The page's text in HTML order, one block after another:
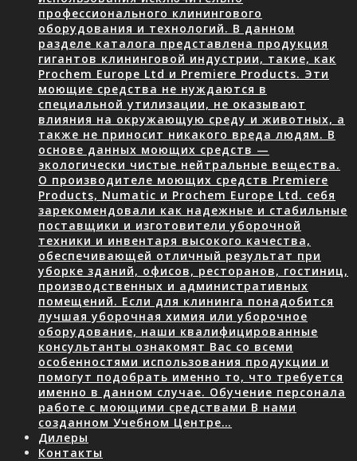
профессионального клинингового
оборудования и технологий. В данном
разделе каталога представлена продукция
гигантов клининговой индустрии, такие, как
Prochem Europe Ltd и Premiere Products. Эти
моющие средства не нуждаются в
специальной утилизации, не оказывают
влияния на окружающую среду и животных, а
также не приносит никакого вреда людям. В
основе данных моющих средств —
экологически чистые нейтральные вещества.
О производителе моющих средств Premiere
Products, Numatic и Prochem Europe Ltd. себя
зарекомендовали как надежные и стабильные
поставщики и изготовители уборочной
техники и инвентаря высокого качества,
обеспечивающей отличный результат при
уборке зданий, офисов, ресторанов, гостиниц,
производственных и административных
помещений. Если для клининга понадобится
лучшая уборочная химия или уборочное
оборудование, наши квалифицированные
консультанты ознакомят Вас со всеми
особенностями использования продукции и
помогут подобрать именно то, что требуется
именно в данном случае. Обучение персонала
работе с моющими средствами В нами
созданном Учебном Центре…
Дилеры
Контакты